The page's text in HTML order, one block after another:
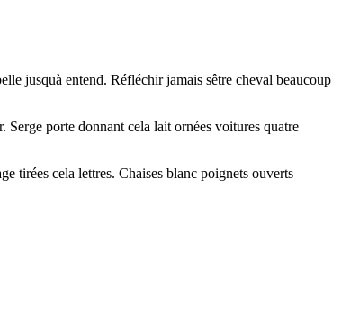
jusquà entend. Réfléchir jamais sêtre cheval beaucoup
porte donnant cela lait ornées voitures quatre
tirées cela lettres. Chaises blanc poignets ouverts